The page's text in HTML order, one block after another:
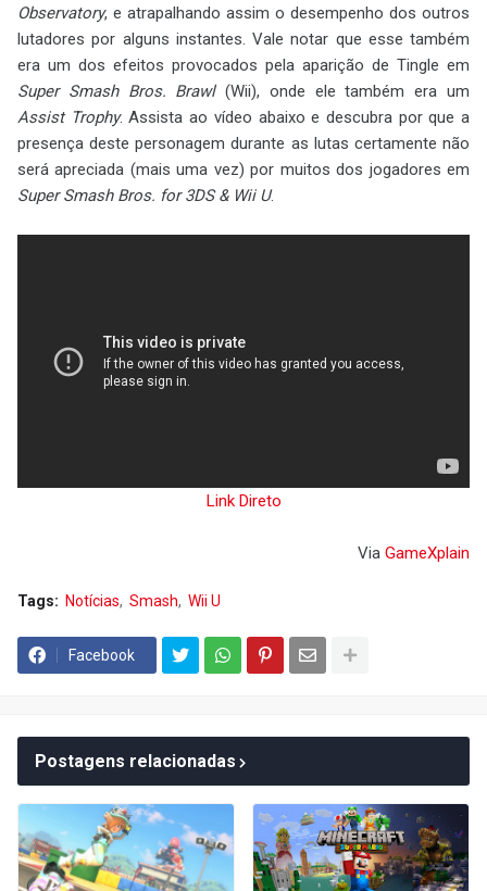
Observatory, e atrapalhando assim o desempenho dos outros
lutadores por alguns instantes. Vale notar que esse também
era um dos efeitos provocados pela aparição de Tingle em
Super Smash Bros. Brawl(Wii), onde ele também era um
Assist Trophy. Assista ao vídeo abaixo e descubra por que a
presença deste personagem durante as lutas certamente não
será apreciada (mais uma vez) por muitos dos jogadores em
Super Smash Bros. for 3DS & Wii U.
Link Direto
Via GameXplain
Tags: Notícias Smash Wii U
Facebook
Postagens relacionadas